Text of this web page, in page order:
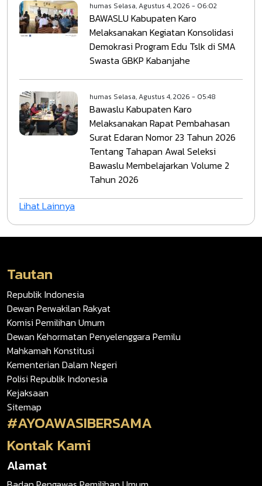
humas Selasa, Agustus 4, 2026 - 06:02
BAWASLU Kabupaten Karo
Melaksanakan Kegiatan Konsolidasi
Demokrasi Program Edu Tslk di SMA
Swasta GBKP Kabanjahe
humas Selasa, Agustus 4, 2026 - 05:48
Bawaslu Kabupaten Karo
Melaksanakan Rapat Pembahasan
Surat Edaran Nomor 23 Tahun 2026
Tentang Tahapan Awal Seleksi
Bawaslu Membelajarkan Volume 2
Tahun 2026
Lihat Lainnya
Tautan
Republik Indonesia
Dewan Perwakilan Rakyat
Komisi Pemilihan Umum
Dewan Kehormatan Penyelenggara Pemilu
Mahkamah Konstitusi
Kementerian Dalam Negeri
Polisi Republik Indonesia
Kejaksaan
Sitemap
#AYOAWASIBERSAMA
Kontak Kami
Alamat